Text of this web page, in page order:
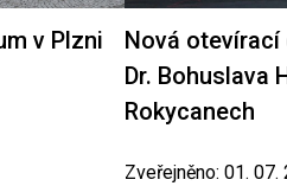
v Plzni
Nová otevírací
Dr. Bohuslava
Rokycanech
Zveřejněno: 01. 07.